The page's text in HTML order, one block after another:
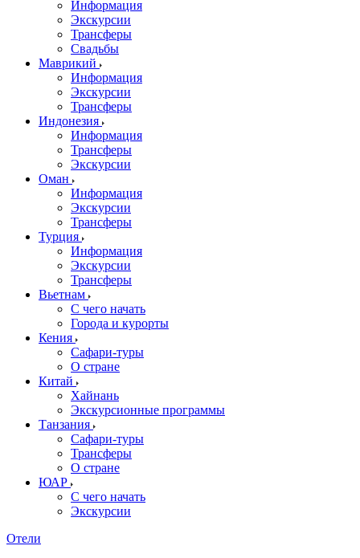
Информация
Экскурсии
Трансферы
Свадьбы
Маврикий
Информация
Экскурсии
Трансферы
Индонезия
Информация
Трансферы
Экскурсии
Оман
Информация
Экскурсии
Трансферы
Турция
Информация
Экскурсии
Трансферы
Вьетнам
С чего начать
Города и курорты
Кения
Сафари-туры
О стране
Китай
Хайнань
Экскурсионные программы
Танзания
Сафари-туры
Трансферы
О стране
ЮАР
С чего начать
Экскурсии
Отели